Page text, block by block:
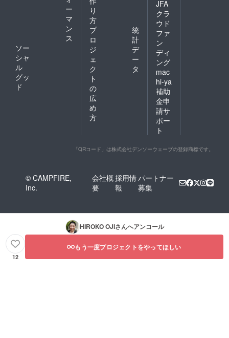
ー
マ
ン
ス
ソー
シャ
ル
グッ
ド
り
方
プ
ロ
ジ
ェ
ク
ト
の
広
め
方
統
計
デ
ー
タ
JFA
クラ
ウド
ファ
ン
ディ
ング
mac
hi-ya
補助
金申
請サ
ポー
ト
「QRコード」は株式会社デンソーウェーブの登録商標です。
© CAMPFIRE,
Inc.
会社概
要
採用情
報
パートナー
募集
HIROKO OJIさんへアンコール
12
もう一度プロジェクトをやってほしい